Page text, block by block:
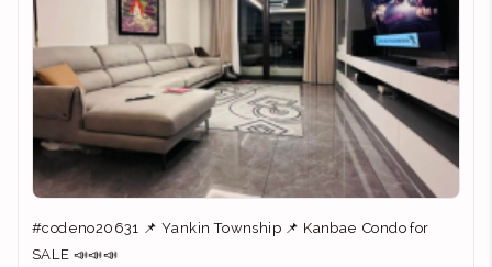
#codeno20631 📌 Yankin Township 📌 Kanbae Condo for
SALE 📣📣📣